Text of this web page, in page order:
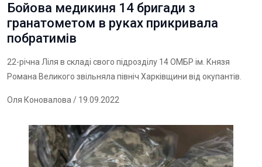
Бойова медикиня 14 бригади з
гранатометом в руках прикривала
побратимів
22-річна Ліля в складі свого підрозділу 14 ОМБР ім. Князя
Романа Великого звільняла північ Харківщини від окупантів.
Оля Коновалова / 19.09.2022